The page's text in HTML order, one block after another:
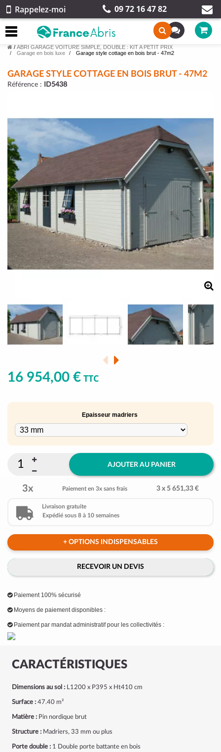
Rappelez-moi 09 72 16 47 82
/ ABRI GARAGE VOITURE SIMPLE, DOUBLE : KIT A PETIT PRIX
Garage en bois luxe
Garage style cottage en bois brut - 47m2
GARAGE STYLE COTTAGE EN BOIS BRUT - 47M2
Référence : ID5438
CARACTÉRISTIQUES
Dimensions au sol : L1200 x P395 x Ht410 cm
Surface : 47.40 m²
Matière : Pin nordique brut
Structure : Madriers, 33 mm ou plus
Porte double : 1 Double porte battante en bois
16 954,00 € TTC
Epaisseur madriers
AJOUTER AU PANIER
3x Paiement en 3x sans frais 3 x 5 651,33 €
Livraison gratuite
Expédié sous 8 à 10 semaines
+ OPTIONS INDISPENSABLES
RECEVOIR UN DEVIS
Paiement 100% sécurisé
Moyens de paiement disponibles :
Paiement par mandat administratif pour les collectivités :